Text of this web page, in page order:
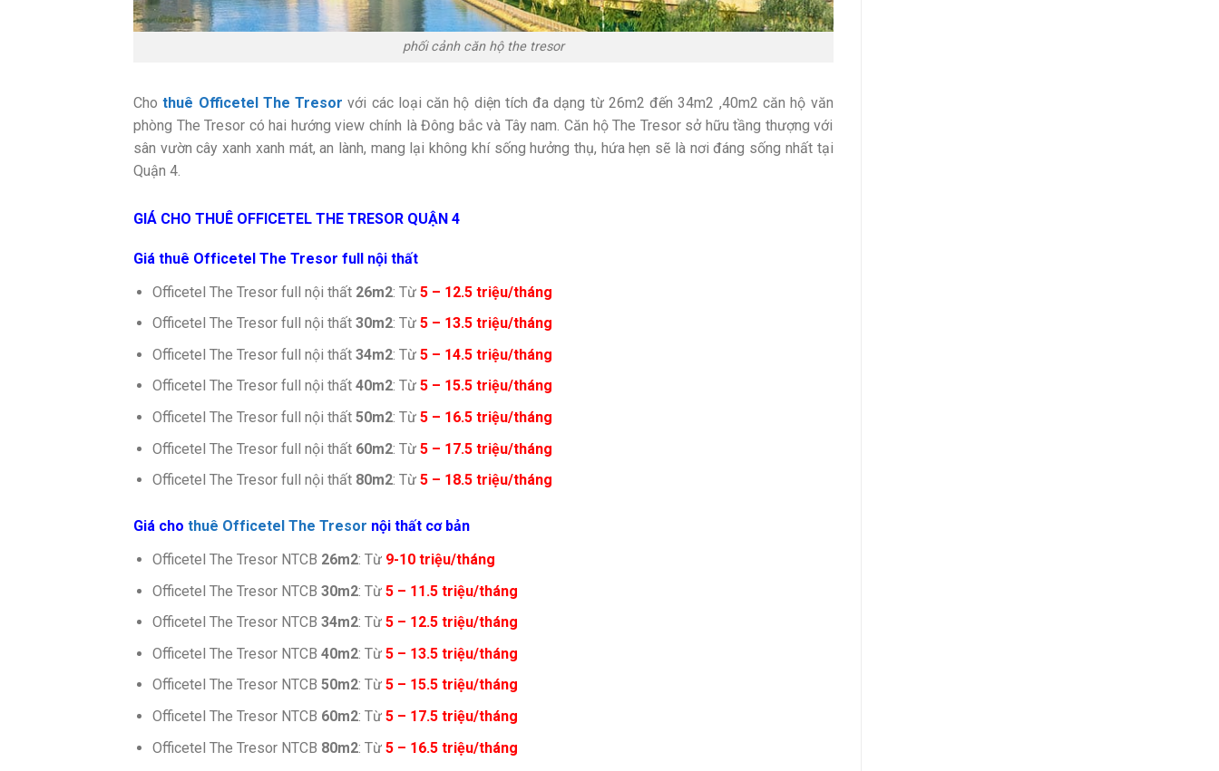
phối cảnh căn hộ the tresor
Chothuê Officetel The Tresor với các loại căn hộ diện tích đa dạng từ 26m2 đến 34m2 ,40m2 căn hộ văn
phòng The Tresor có hai hướng view chính là Đông bắc và Tây nam. Căn hộ The Tresor sở hữu tầng thượng với
sân vườn cây xanh xanh mát, an lành, mang lại không khí sống hưởng thụ, hứa hẹn sẽ là nơi đáng sống nhất tại
Quận 4.
GIÁ CHO THUÊ OFFICETEL THE TRESOR QUẬN 4
Giá thuê Officetel The Tresor full nội thất
Officetel The Tresor full nội thất 26m2: Từ 5 – 12.5 triệu/tháng
Officetel The Tresor full nội thất 30m2: Từ 5 – 13.5 triệu/tháng
Officetel The Tresor full nội thất 34m2: Từ 5 – 14.5 triệu/tháng
Officetel The Tresor full nội thất 40m2: Từ 5 – 15.5 triệu/tháng
Officetel The Tresor full nội thất 50m2: Từ 5 – 16.5 triệu/tháng
Officetel The Tresor full nội thất 60m2: Từ 5 – 17.5 triệu/tháng
Officetel The Tresor full nội thất 80m2: Từ 5 – 18.5 triệu/tháng
Giá cho thuê Officetel The Tresor nội thất cơ bản
Officetel The Tresor NTCB 26m2: Từ 9-10 triệu/tháng
Officetel The Tresor NTCB 30m2: Từ 5 – 11.5 triệu/tháng
Officetel The Tresor NTCB 34m2: Từ 5 – 12.5 triệu/tháng
Officetel The Tresor NTCB 40m2: Từ 5 – 13.5 triệu/tháng
Officetel The Tresor NTCB 50m2: Từ 5 – 15.5 triệu/tháng
Officetel The Tresor NTCB 60m2: Từ 5 – 17.5 triệu/tháng
Officetel The Tresor NTCB 80m2: Từ 5 – 16.5 triệu/tháng